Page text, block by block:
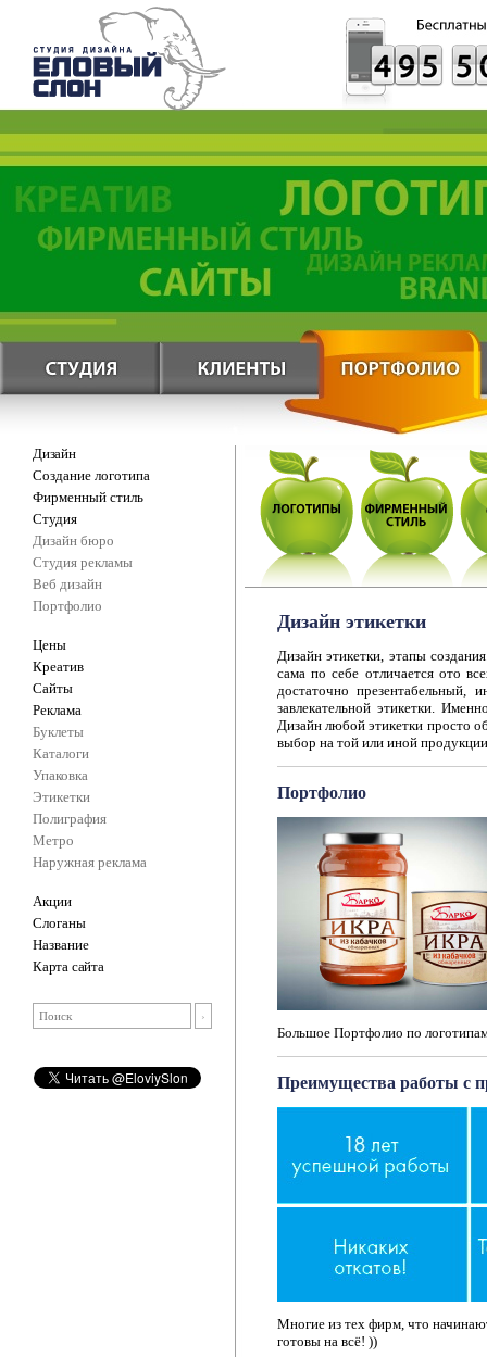
Дизайн
Создание логотипа
Фирменный стиль
Студия
Дизайн бюро
Студия рекламы
Веб дизайн
Портфолио
Цены
Креатив
Сайты
Реклама
Буклеты
Каталоги
Упаковка
Этикетки
Полиграфия
Метро
Наружная реклама
Акции
Слоганы
Название
Карта сайта
Дизайн этикетки
Дизайн этикетки, этапы
сама по себе отличается ото
достаточно
завлекательной этикетки.
Дизайн любой этикетки просто
выбор на той или иной
Портфолио
Большое Портфолио по
Преимущества работы с
Многие из тех фирм, что
готовы на всё! ))